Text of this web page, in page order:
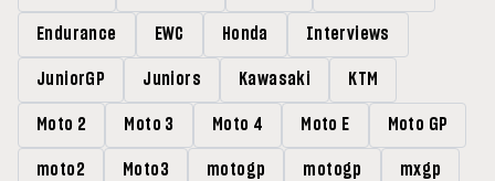
Endurance EWC Honda Interviews
JuniorGP Juniors Kawasaki KTM
Moto 2 Moto 3 Moto 4 Moto E Moto GP
moto2 Moto3 motogp motogp mxgp